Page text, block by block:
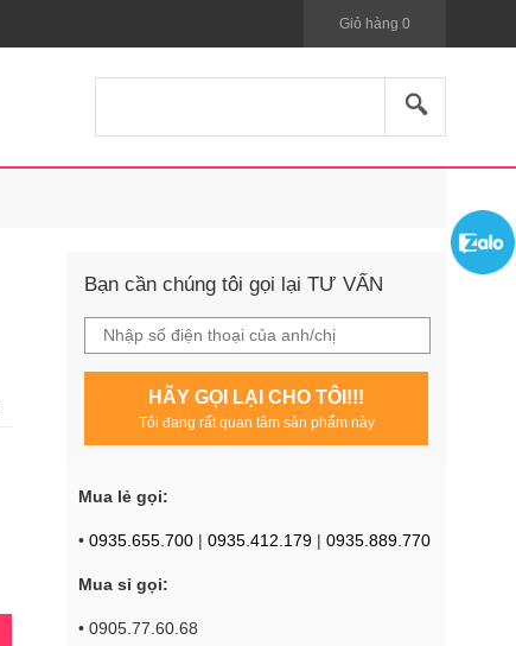
Giỏ hàng 0
Bạn cần chúng tôi gọi lại TƯ VẤN
HÃY GỌI LẠI CHO TÔI!!!
Tôi đang rất quan tâm sản phẩm này
Mua lẻ gọi:
• 0935.655.700 | 0935.412.179 | 0935.889.770
Mua sỉ gọi:
• 0905.77.60.68